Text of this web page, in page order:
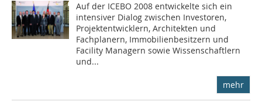
Auf der ICEBO 2008 entwickelte sich ein
intensiver Dialog zwischen Inves­toren,
Projektentwicklern, Architekten und
Fachplanern, Immobilienbesitzern und
Facility Managern sowie Wissenschaftlern
und...
mehr